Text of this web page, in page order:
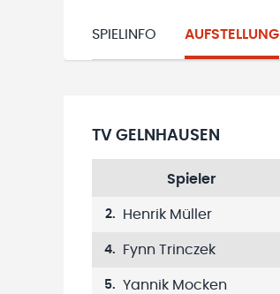
SPIELINFO AUFSTELLUNG
TV GELNHAUSEN
Spieler
2. Henrik Müller
4. Fynn Trinczek
5. Yannik Mocken